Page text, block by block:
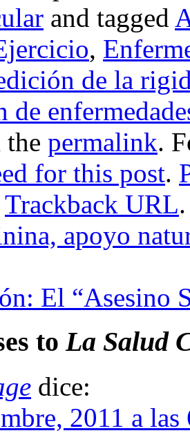
and tagged
,
de la
de
permalink.
for this post.
Trackback URL.
apoyo
El “Asesino
toLa Salud
dice:
2011 a